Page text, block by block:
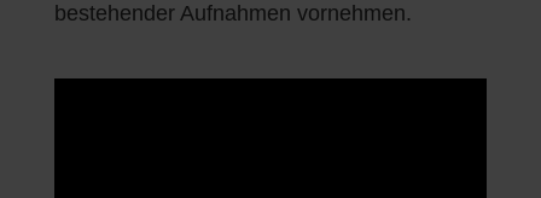
bestehender Aufnahmen vornehmen.